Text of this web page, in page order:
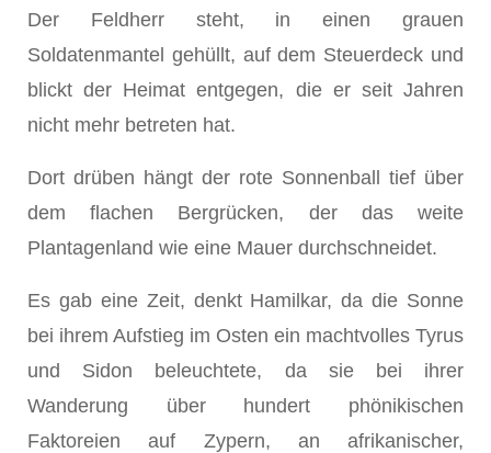
Der Feldherr steht, in einen grauen
Soldatenmantel gehüllt, auf dem Steuerdeck und
blickt der Heimat entgegen, die er seit Jahren
nicht mehr betreten hat.
Dort drüben hängt der rote Sonnenball tief über
dem flachen Bergrücken, der das weite
Plantagenland wie eine Mauer durchschneidet.
Es gab eine Zeit, denkt Hamilkar, da die Sonne
bei ihrem Aufstieg im Osten ein machtvolles Tyrus
und Sidon beleuchtete, da sie bei ihrer
Wanderung über hundert phönikischen
Faktoreien auf Zypern, an afrikanischer,